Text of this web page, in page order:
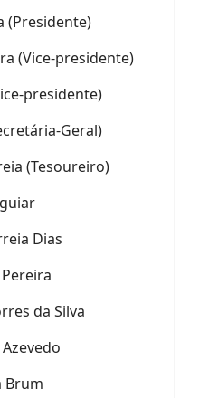
(Presidente)
(Vice-presidente)
presidente)
Geral)
(Tesoureiro)
Dias
da Silva
Brum